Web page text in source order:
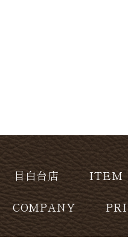
目白台店 ITEM
COMPANY